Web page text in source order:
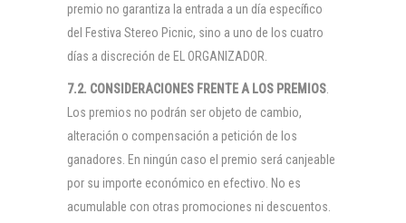
premio no garantiza la entrada a un día específico
del Festiva Stereo Picnic, sino a uno de los cuatro
días a discreción de EL ORGANIZADOR.
7.2. CONSIDERACIONES FRENTE A LOS PREMIOS
Los premios no podrán ser objeto de cambio,
alteración o compensación a petición de los
ganadores. En ningún caso el premio será canjeable
por su importe económico en efectivo. No es
acumulable con otras promociones ni descuentos.